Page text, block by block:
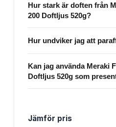
Hur stark är doften från
200 Doftljus 520g?
Hur undviker jag att
Kan jag använda Meraki
Doftljus 520g som
Jämför pris